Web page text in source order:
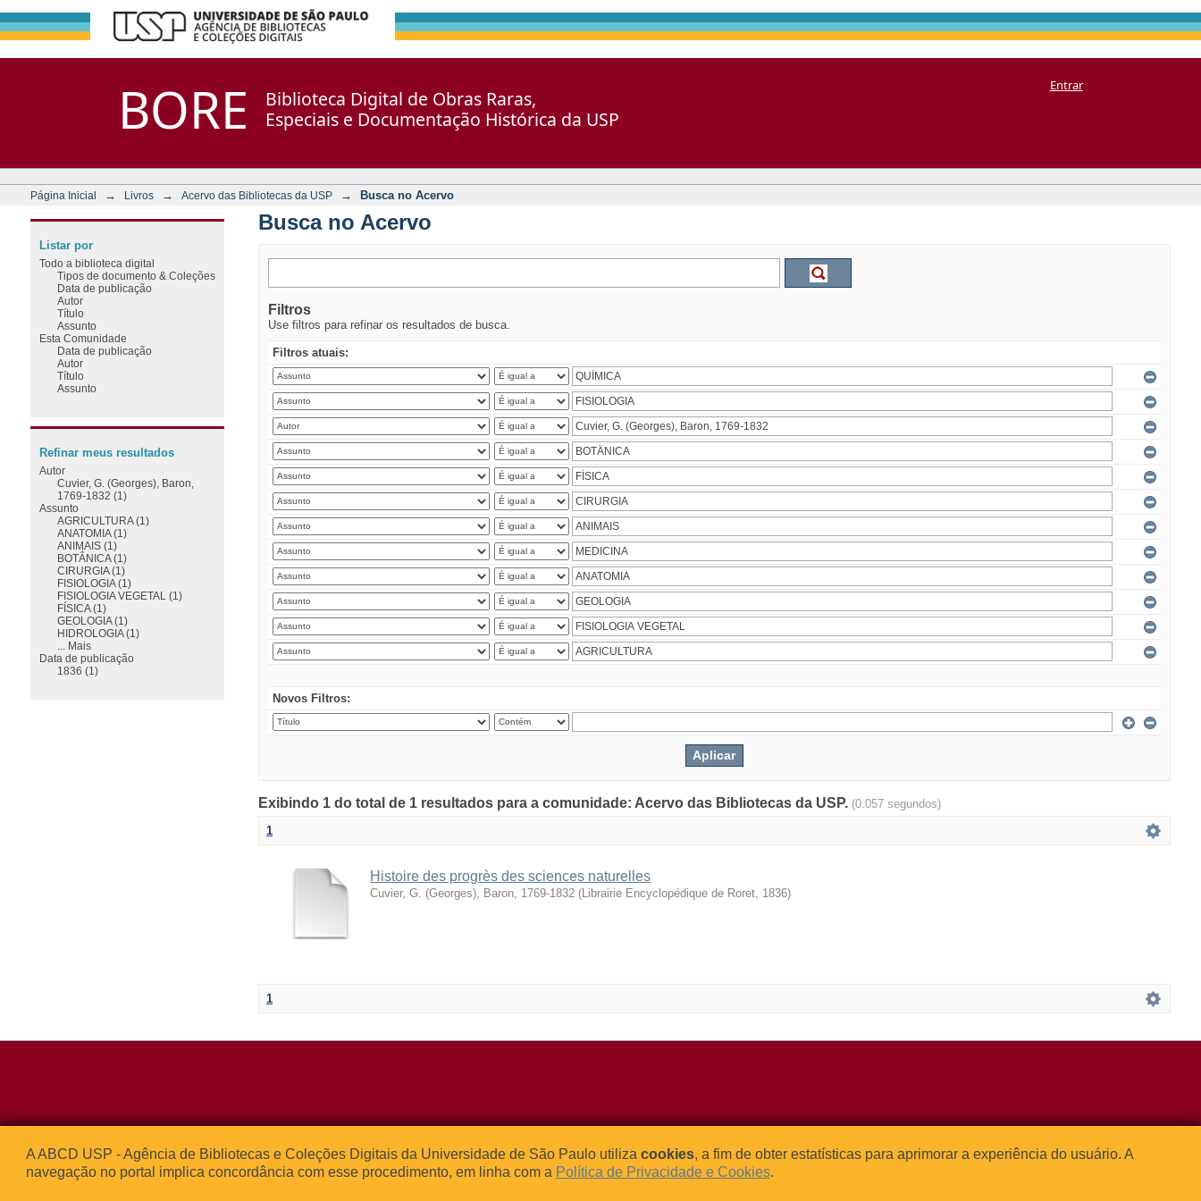
BORE
Biblioteca Digital de Obras Raras,
Especiais e Documentação Histórica da USP
Entrar
Página Inicial → Livros → Acervo das Bibliotecas da USP → Busca no Acervo
Busca no Acervo
Filtros
Use filtros para refinar os resultados de busca.
Filtros atuais:
Novos Filtros:
Exibindo 1 do total de 1 resultados para a comunidade: Acervo das Bibliotecas da USP. (0.057 segundos)
1
Histoire des progrès des sciences naturelles
Cuvier, G. (Georges), Baron, 1769-1832 (Librairie Encyclopédique de Roret, 1836)
1
Listar por
Todo a biblioteca digital
Tipos de documento & Coleções
Data de publicação
Autor
Título
Assunto
Esta Comunidade
Data de publicação
Autor
Título
Assunto
Refinar meus resultados
Autor
Cuvier, G. (Georges), Baron,
1769-1832 (1)
Assunto
AGRICULTURA (1)
ANATOMIA (1)
ANIMAIS (1)
BOTÂNICA (1)
CIRURGIA (1)
FISIOLOGIA (1)
FISIOLOGIA VEGETAL (1)
FÍSICA (1)
GEOLOGIA (1)
HIDROLOGIA (1)
... Mais
Data de publicação
1836 (1)
Rua da Praça do Relógio, 109 – Bloco L
05508-050 – Cidade Universitária
São Paulo, SP – Brasil
Tel: (0xx11) 3091-4195 / (0xx11) 3091-1541
Fax: (0xx11) 3091-1567
E-mail:atendimento@abcd.usp.br
  
A ABCD USP - Agência de Bibliotecas e Coleções Digitais da Universidade de São Paulo utiliza cookies, a fim de obter estatísticas para aprimorar a experiência do usuário. A
navegação no portal implica concordância com esse procedimento, em linha com a Política de Privacidade e Cookies.